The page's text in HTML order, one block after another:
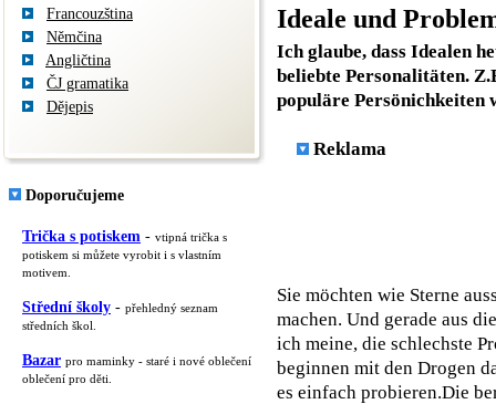
Francouzština
Němčina
Angličtina
ČJ gramatika
Dějepis
Doporučujeme
Trička s potiskem - vtipná trička s
potiskem si můžete vyrobit i s vlastním
motivem.
Střední školy - přehledný seznam
středních škol.
Bazar pro maminky - staré i nové oblečení
oblečení pro děti.
Ideale und
Ich glaube, dass Idealen
beliebte Personalitäten.
populäre Persönichkeiten
Reklama
Sie möchten wie Sterne
machen. Und gerade aus
ich meine, die schlechste
beginnen mit den Drogen
es einfach probieren.Die